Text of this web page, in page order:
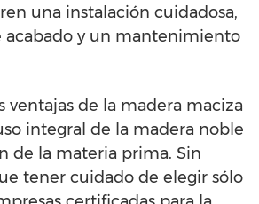
una instalación cuidadosa,
acabado y un mantenimiento
ventajas de la madera maciza
integral de la madera noble
de la materia prima. Sin
tener cuidado de elegir sólo